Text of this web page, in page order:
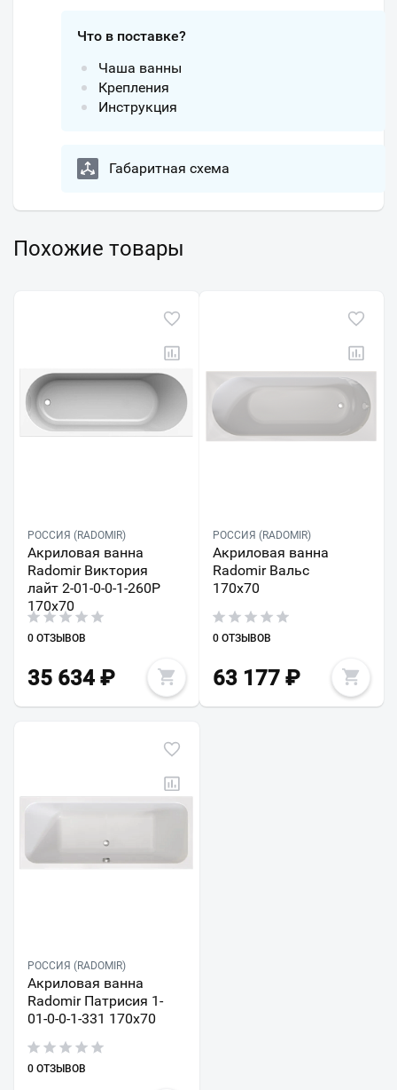
Что в поставке?
Чаша ванны
Крепления
Инструкция
Габаритная схема
Похожие товары
РОССИЯ (RADOMIR)
Акриловая ванна
Radomir Виктория
лайт 2-01-0-0-1-260Р
170х70
0 ОТЗЫВОВ
35 634 ₽
РОССИЯ (RADOMIR)
Акриловая ванна
Radomir Вальс
170х70
0 ОТЗЫВОВ
63 177₽
РОССИЯ (RADOMIR)
Акриловая ванна
Radomir Патрисия 1-
01-0-0-1-331 170х70
0 ОТЗЫВОВ